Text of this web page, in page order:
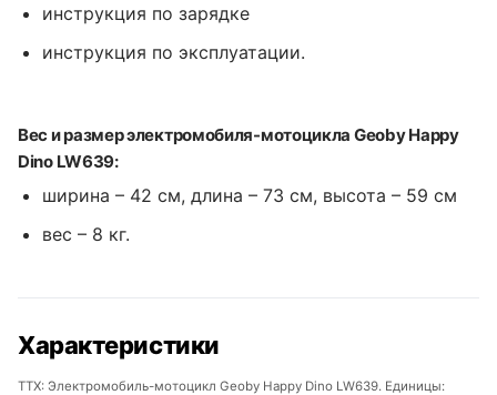
инструкция по зарядке
инструкция по эксплуатации.
Вес и размер электромобиля-мотоцикла Geoby Happy
Dino LW639:
ширина – 42 см, длина – 73 см, высота – 59 см
вес – 8 кг.
Характеристики
ТТХ: Электромобиль-мотоцикл Geoby Happy Dino LW639. Единицы: